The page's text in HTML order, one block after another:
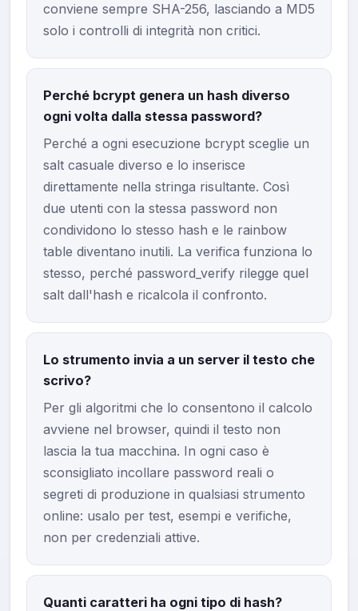
conviene sempre SHA-256, lasciando a MD5
solo i controlli di integrità non critici.
Perché bcrypt genera un hash diverso
ogni volta dalla stessa password?
Perché a ogni esecuzione bcrypt sceglie un
salt casuale diverso e lo inserisce
direttamente nella stringa risultante. Così
due utenti con la stessa password non
condividono lo stesso hash e le rainbow
table diventano inutili. La verifica funziona lo
stesso, perché password_verify rilegge quel
salt dall'hash e ricalcola il confronto.
Lo strumento invia a un server il testo che
scrivo?
Per gli algoritmi che lo consentono il calcolo
avviene nel browser, quindi il testo non
lascia la tua macchina. In ogni caso è
sconsigliato incollare password reali o
segreti di produzione in qualsiasi strumento
online: usalo per test, esempi e verifiche,
non per credenziali attive.
Quanti caratteri ha ogni tipo di hash?